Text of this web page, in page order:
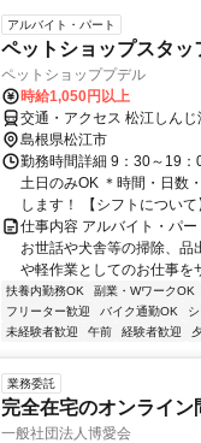
アルバイト・パート
ペットショップスタッ
ペットショッププデル
時給1,050円以上
交通・アクセス 松江しん
島根県松江市
勤務時間詳細 9：30～19：
土日のみOK ＊時間・日数
します！ 【シフトについ
仕事内容 アルバイト・パ
お世話や犬舎等の掃除、品
や軽作業としてのお仕事を
扶養内勤務OK 副業・WワークOK
フリーター歓迎
バイク通勤OK
未経験者歓迎
午前 経験者歓迎
業務委託
完全在宅のオンライン
一般社団法人博愛会